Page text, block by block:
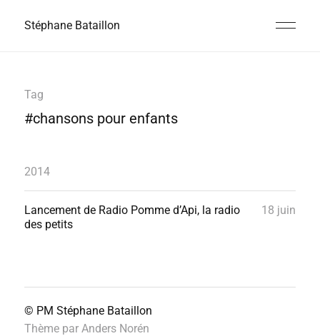
Stéphane Bataillon
Tag
#chansons pour enfants
2014
Lancement de Radio Pomme d’Api, la radio
des petits
18 juin
© PM Stéphane Bataillon
Thème par Anders Norén